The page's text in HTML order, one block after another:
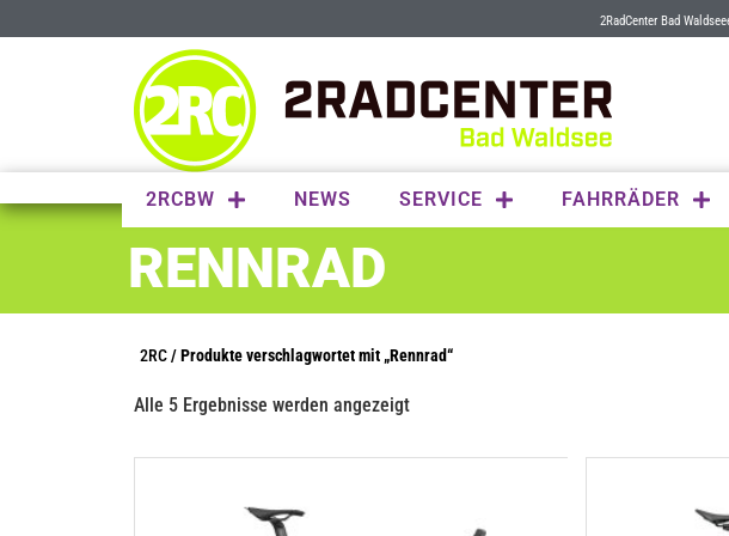
2RadCenter Bad
2RCBW NEWS SERVICE FAHRRÄDER
RENNRAD
2RC/ Produkte verschlagwortet mit „Rennrad“
Alle 5 Ergebnisse werden angezeigt